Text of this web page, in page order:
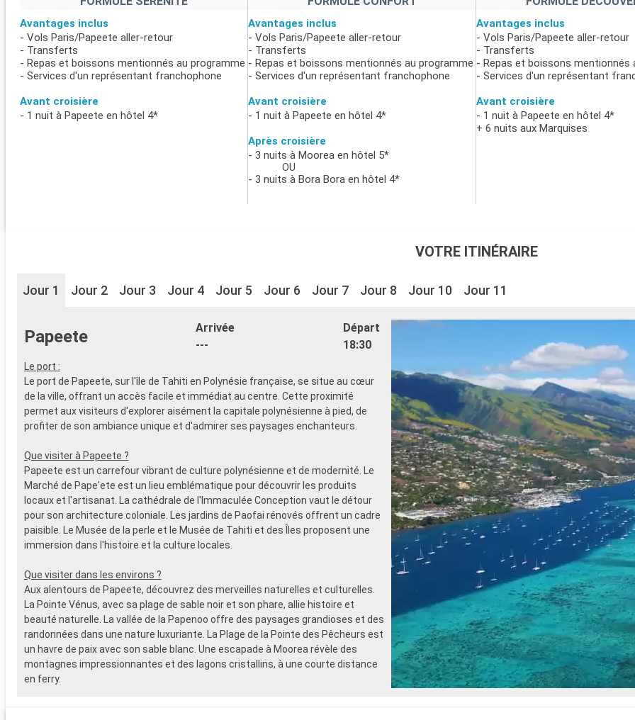
Avantages inclus
- Vols Paris/Papeete aller-retour
- Transferts
- Repas et boissons mentionnés au programme
- Services d'un représentant franchophone
Avant croisière
- 1 nuit à Papeete en hôtel 4*
Avantages inclus
- Vols Paris/Papeete aller-retour
- Transferts
- Repas et boissons mentionnés au programme
- Services d'un représentant franchophone
Avant croisière
- 1 nuit à Papeete en hôtel 4*
Après croisière
- 3 nuits à Moorea en hôtel 5*
OU
- 3 nuits à Bora Bora en hôtel 4*
Avantages inclus
- Vols Paris/Papeete aller-retour
- Transferts
- Repas et boissons mentionnés
- Services d'un représentant
Avant croisière
- 1 nuit à Papeete en hôtel 4*
+ 6 nuits aux Marquises
VOTRE ITINÉRAIRE
Jour 1 Jour 2 Jour 3 Jour 4 Jour 5 Jour 6 Jour 7 Jour 8 Jour 10 Jour 11
Papeete
Arrivée
---
Départ
18:30
Le port :
Le port de Papeete, sur l'île de Tahiti en Polynésie française, se situe au cœur
de la ville, offrant un accès facile et immédiat au centre. Cette proximité
permet aux visiteurs d'explorer aisément la capitale polynésienne à pied, de
profiter de son ambiance unique et d'admirer ses paysages enchanteurs.
Que visiter à Papeete ?
Papeete est un carrefour vibrant de culture polynésienne et de modernité. Le
Marché de Pape'ete est un lieu emblématique pour découvrir les produits
locaux et l'artisanat. La cathédrale de l'Immaculée Conception vaut le détour
pour son architecture coloniale. Les jardins de Paofai rénovés offrent un cadre
paisible. Le Musée de la perle et le Musée de Tahiti et des Îles proposent une
immersion dans l'histoire et la culture locales.
Que visiter dans les environs ?
Aux alentours de Papeete, découvrez des merveilles naturelles et culturelles.
La Pointe Vénus, avec sa plage de sable noir et son phare, allie histoire et
beauté naturelle. La vallée de la Papenoo offre des paysages grandioses et des
randonnées dans une nature luxuriante. La Plage de la Pointe des Pêcheurs est
un havre de paix avec son sable blanc. Une escapade à Moorea révèle des
montagnes impressionnantes et des lagons cristallins, à une courte distance
en ferry.